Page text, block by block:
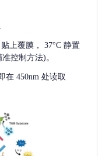
上覆膜， 37°C 静置
控制方法)。
在 450nm 处读取